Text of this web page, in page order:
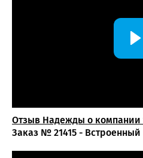
Такое решение обеспечивает
пространства, поддерживает
организовать хранение
Отзыв Надежды о компании
Заказ № 21415 -